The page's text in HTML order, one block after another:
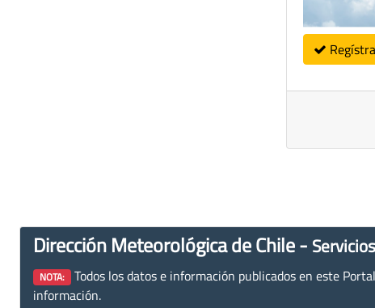
Dirección Meteorológica de Chile -
NOTA: Todos los datos e información publicados en este
información.